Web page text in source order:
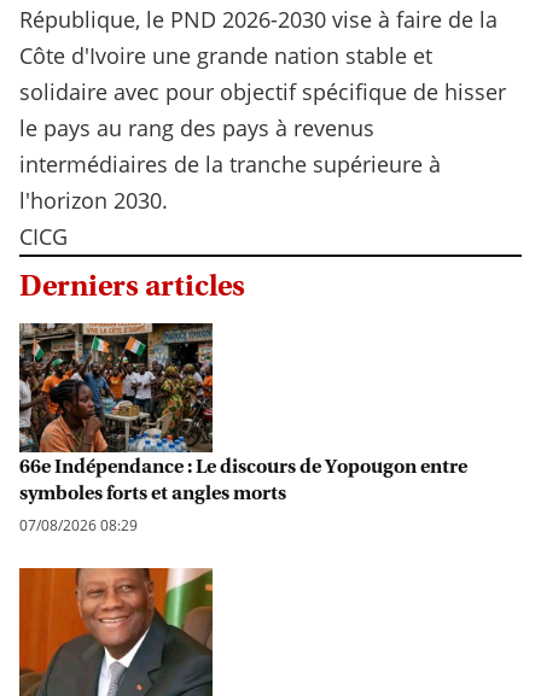
République, le PND 2026-2030 vise à faire de la
Côte d'Ivoire une grande nation stable et
solidaire avec pour objectif spécifique de hisser
le pays au rang des pays à revenus
intermédiaires de la tranche supérieure à
l'horizon 2030.
CICG
Derniers articles
66e Indépendance : Le discours de Yopougon entre
symboles forts et angles morts
07/08/2026 08:29